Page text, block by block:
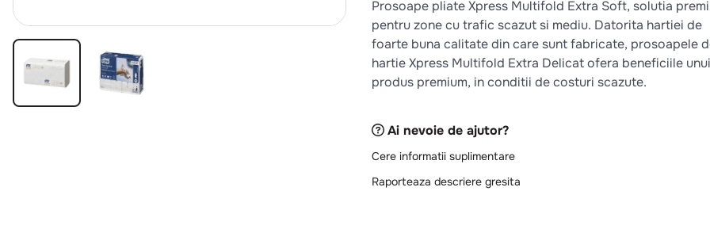
Prosoape pliate Xpress Multifold Extra Soft, solutia
pentru zone cu trafic scazut si mediu. Datorita hartiei de
foarte buna calitate din care sunt fabricate, prosoapele
hartie Xpress Multifold Extra Delicat ofera beneficiile unui
produs premium, in conditii de costuri scazute.
Ai nevoie de ajutor?
Cere informatii suplimentare
Raporteaza descriere gresita